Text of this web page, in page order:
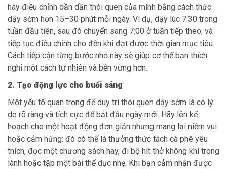
hãy điều chỉnh dần dần thói quen của mình bằng cách thức
dậy sớm hơn 15–30 phút mỗi ngày. Ví dụ, dậy lúc 7:30 trong
tuần đầu tiên, sau đó chuyển sang 7:00 ở tuần tiếp theo, và
tiếp tục điều chỉnh cho đến khi đạt được thời gian mục tiêu.
Cách tiếp cận từng bước nhỏ này sẽ giúp cơ thể bạn thích
nghi một cách tự nhiên và bền vững hơn.
2. Tạo động lực cho buổi sáng
Một yếu tố quan trọng để duy trì thói quen dậy sớm là có lý
do rõ ràng và tích cực để bắt đầu ngày mới. Hãy lên kế
hoạch cho một hoạt động đơn giản nhưng mang lại niềm vui
hoặc cảm hứng: đó có thể là thưởng thức tách cà phê yêu
thích, đọc một chương sách hay, đi bộ hít thở không khí trong
lành hoặc tập một bài thể dục nhẹ. Khi bạn cảm nhận được